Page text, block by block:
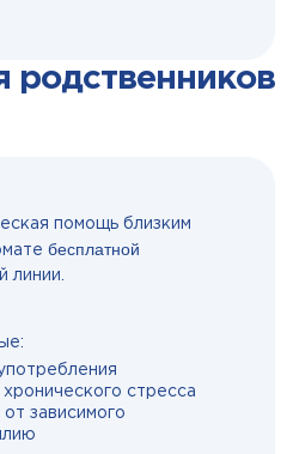
родственников
помощь близким
бесплатной
линии.
стресса
зависимого